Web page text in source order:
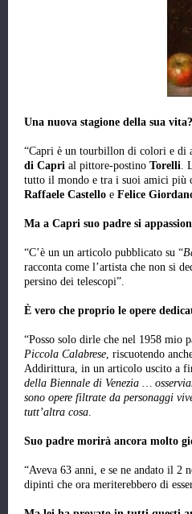
Una nuova stagione della sua vita?
“Capri è un tourbillon di colori e
di Capri al pittore-postino Torelli.
tutto il mondo e tra i suoi amici più
Raffaele Castello e Felice
Ma a Capri suo padre si
“C’è un un articolo pubblicato su “
racconta come l’artista che non si
persino dei telescopi”.
È vero che proprio le opere
“Posso solo dirle che nel 1958 mio
Piccola Calabrese, riscuotendo
Addirittura, in un articolo uscito a
della Biennale di Venezia …
sono opere filtrate da personaggi
tutt’altra cosa.
Suo padre morirà ancora molto
“Aveva 63 anni, e se ne andato il 2
dipinti che ora meriterebbero di